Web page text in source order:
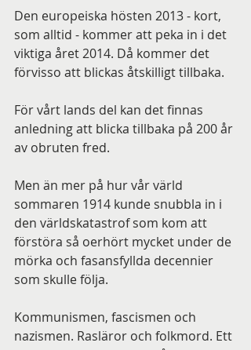
Den europeiska hösten 2013 - kort,
som alltid - kommer att peka in i det
viktiga året 2014. Då kommer det
förvisso att blickas åtskilligt tillbaka.
För vårt lands del kan det finnas
anledning att blicka tillbaka på 200 år
av obruten fred.
Men än mer på hur vår värld
sommaren 1914 kunde snubbla in i
den världskatastrof som kom att
förstöra så oerhört mycket under de
mörka och fasansfyllda decennier
som skulle följa.
Kommunismen, fascismen och
nazismen. Rasläror och folkmord. Ett